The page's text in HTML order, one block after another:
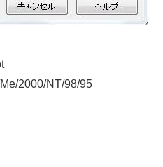
2000/NT/98/95